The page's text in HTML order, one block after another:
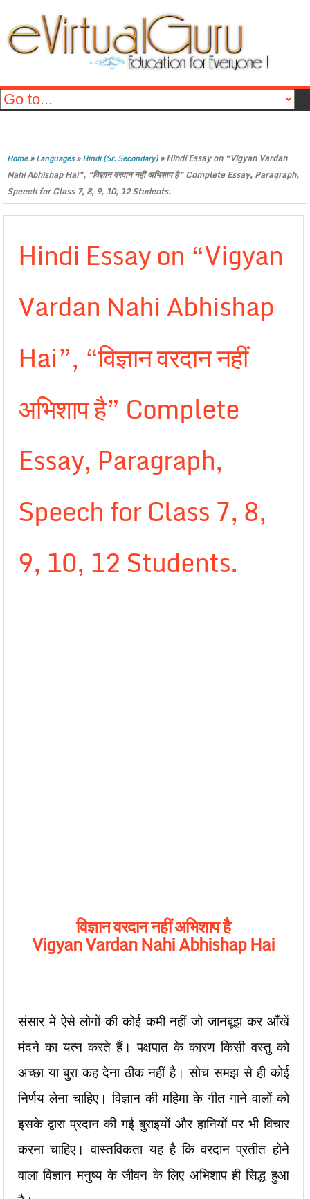
Home»Languages»Hindi (Sr. Secondary)»Hindi Essay on “Vigyan Vardan
Nahi Abhishap Hai”, “विज्ञान वरदान नहीं अभिशाप है” Complete Essay, Paragraph,
Speech for Class 7, 8, 9, 10, 12 Students.
Hindi Essay on “Vigyan
Vardan Nahi Abhishap
Hai”, “विज्ञान वरदान नहीं
अभिशाप है” Complete
Essay, Paragraph,
Speech for Class 7, 8,
9, 10, 12 Students.
विज्ञानवरदाननहींअभिशापहै
Vigyan Vardan Nahi Abhishap Hai
संसार में ऐसे लोगों की कोई कमी नहीं जो जानबूझ कर आँखें
मंदने का यत्न करते हैं। पक्षपात के कारण किसी वस्तु को
अच्छा या बुरा कह देना ठीक नहीं है। सोच समझ से ही कोई
निर्णय लेना चाहिए। विज्ञान की महिमा के गीत गाने वालों को
इसके द्वारा प्रदान की गई बुराइयों और हानियों पर भी विचार
करना चाहिए। वास्तविकता यह है कि वरदान प्रतीत होने
वाला विज्ञान मनुष्य के जीवन के लिए अभिशाप ही सिद्ध हुआ